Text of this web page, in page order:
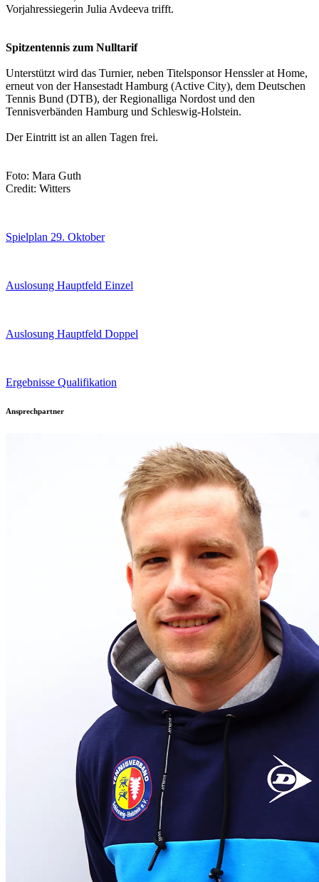
Vorjahressiegerin Julia Avdeeva trifft.
Spitzentennis zum Nulltarif
Unterstützt wird das Turnier, neben Titelsponsor Henssler at Home,
erneut von der Hansestadt Hamburg (Active City), dem Deutschen
Tennis Bund (DTB), der Regionalliga Nordost und den
Tennisverbänden Hamburg und Schleswig-Holstein.
Der Eintritt ist an allen Tagen frei.
Foto: Mara Guth
Credit: Witters
Spielplan 29. Oktober
Auslosung Hauptfeld Einzel
Auslosung Hauptfeld Doppel
Ergebnisse Qualifikation
Ansprechpartner